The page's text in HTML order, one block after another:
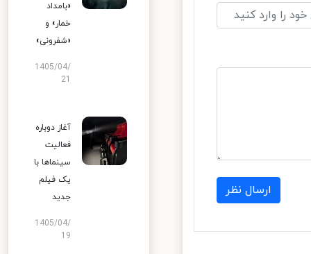
ارسال نظر
«بامداد
خمار» و
«شفرونی»
1405/04/
آغاز دوباره
فعالیت
سینماها با
یک فیلم
جدید
1405/04/
19